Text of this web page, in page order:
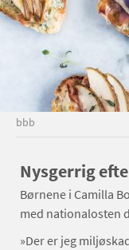
bbb
Nysgerrig
Børnene i Camilla
med nationalosten
»Der er jeg